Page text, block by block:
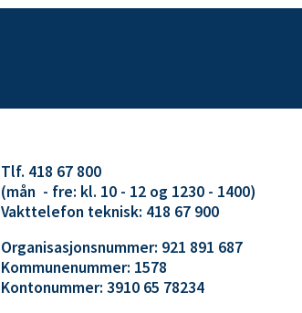
Tlf. 418 67 800
(mån - fre: kl. 10 - 12 og 1230 - 1400)
Vakttelefon teknisk: 418 67 900
Organisasjonsnummer: 921 891 687
Kommunenummer: 1578
Kontonummer: 3910 65 78234